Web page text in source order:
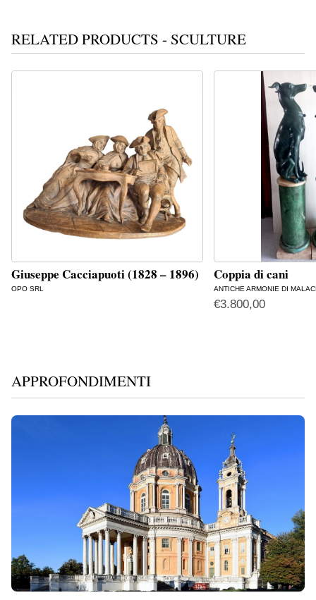
RELATED PRODUCTS - SCULTURE
Giuseppe Cacciapuoti (1828 – 1896)
OPO SRL
Coppia di cani
ANTICHE ARMONIE DI
€3.800,00
APPROFONDIMENTI